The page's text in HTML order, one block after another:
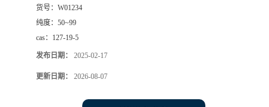
货号： W01234
纯度： 50~99
cas： 127-19-5
发布日期： 2025-02-17
更新日期： 2026-08-07